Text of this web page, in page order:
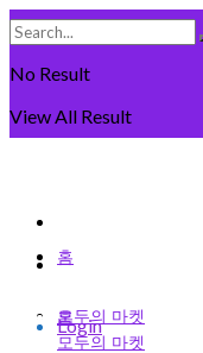
No Result
View All Result
로그인
Login
홈
모두의 마켓
홈
모두의 마켓